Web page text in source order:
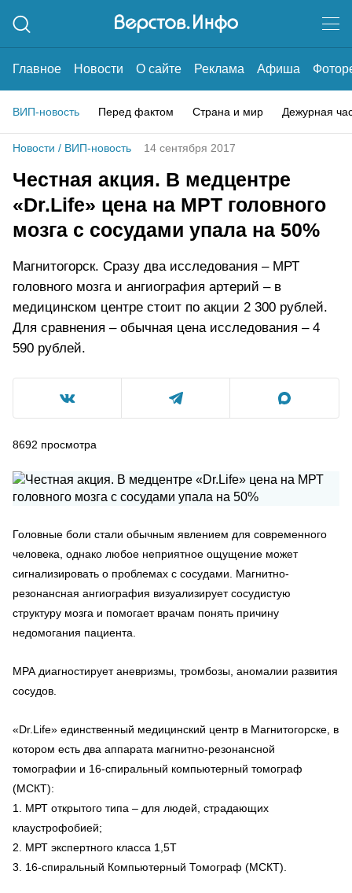
Главное Новости О сайте Реклама Афиша
ВИП-новость Перед фактом Страна и мир Дежурная
Новости / ВИП-новость 14 сентября 2017
Честная акция. В медцентре
«Dr.Life» цена на МРТ головного
мозга с сосудами упала на 50%
Магнитогорск. Сразу два исследования – МРТ
головного мозга и ангиография артерий – в
медицинском центре стоит по акции 2 300 рублей.
Для сравнения – обычная цена исследования – 4
590 рублей.
8692 просмотра
Головные боли стали обычным явлением для современного
человека, однако любое неприятное ощущение может
сигнализировать о проблемах с сосудами. Магнитно-
резонансная ангиография визуализирует сосудистую
структуру мозга и помогает врачам понять причину
недомогания пациента.
МРА диагностирует аневризмы, тромбозы, аномалии развития
сосудов.
«Dr.Life» единственный медицинский центр в Магнитогорске, в
котором есть два аппарата магнитно-резонансной
томографии и 16-спиральный компьютерный томограф
(МСКТ):
1. МРТ открытого типа – для людей, страдающих
клаустрофобией;
2. МРТ экспертного класса 1,5Т
3. 16-спиральный Компьютерный Томограф (МСКТ).